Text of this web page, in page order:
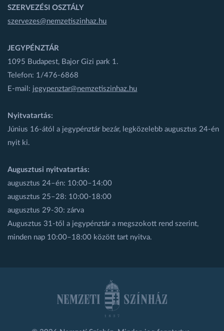
SZERVEZÉSI OSZTÁLY
szervezes@nemzetiszinhaz.hu
JEGYPÉNZTÁR
1095 Budapest, Bajor Gizi park 1.
Telefon: 1/476-6868
E-mail: jegypenztar@nemzetiszinhaz.hu
Nyitvatartás:
Június 16-ától a jegypénztár bezár, legközelebb augusztus 24-én
nyit ki.
Augusztusi nyitvatartás:
augusztus 24–én: 10:00–14:00
augusztus 25–28: 10:00-18:00
augusztus 29-30: zárva
Augusztus 31-től a jegypénztár a megszokott rend szerint,
minden nap 10:00–18:00 között tart nyitva.